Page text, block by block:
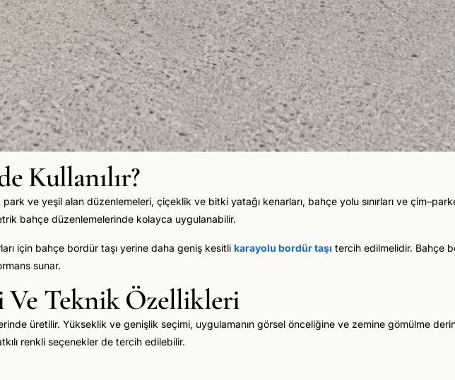
Kullanılır?
ve yeşil alan düzenlemeleri, çiçeklik ve bitki yatağı kenarları, bahçe yolu sınırları ve
bahçe düzenlemelerinde kolayca uygulanabilir.
için bahçe bordür taşı yerine daha geniş kesitli karayolu bordür taşı tercih edilmelidir. Bahçe
sunar.
Ve Teknik Özellikleri
üretilir. Yükseklik ve genişlik seçimi, uygulamanın görsel önceliğine ve zemine gömülme
renkli seçenekler de tercih edilebilir.